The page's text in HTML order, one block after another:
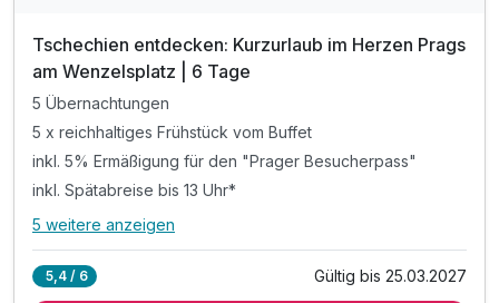
Tschechien entdecken: Kurzurlaub im Herzen Prags
am Wenzelsplatz | 6 Tage
5 Übernachtungen
5 x reichhaltiges Frühstück vom Buffet
inkl. 5% Ermäßigung für den "Prager Besucherpass"
inkl. Spätabreise bis 13 Uhr*
Alle Inklusivleistungen
5 weitere anzeigen
5,4 / 6 Gültig bis 25.03.2027